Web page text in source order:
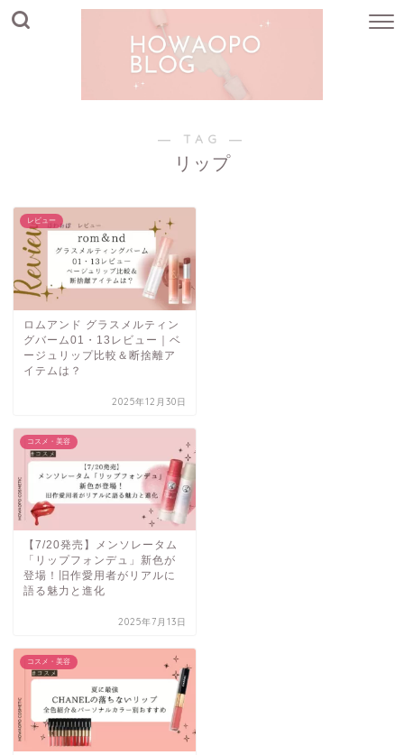
― TAG ―
リップ
レビュー
ロムアンド グラスメルティン
グバーム01・13レビュー｜ベ
ージュリップ比較＆断捨離ア
イテムは？
2025年12月30日
コスメ・美容
【7/20発売】メンソレータム
「リップフォンデュ」新色が
登場！旧作愛用者がリアルに
語る魅力と進化
2025年7月13日
コスメ・美容